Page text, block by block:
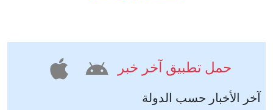
حمل تطبيق آخر خبر
آخر الأخبار حسب الدولة